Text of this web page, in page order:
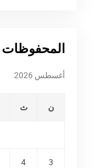
المحفوظات
أغسطس 2026
ن ث
3
4